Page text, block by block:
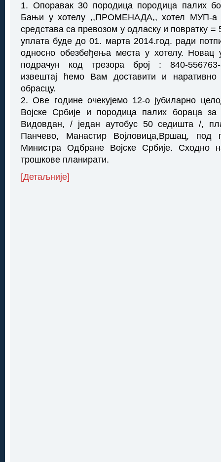
1. Опоравак 30 породица породица палих
Бањи у хотелу ,,ПРОМЕНАДА,, хотел МУП-а
средстава са превозом у одласку и повратку
уплата буде до 01. марта 2014.год. ради
односно обезбеђења места у хотелу. Новац
подрачун код трезора број : 840-556763-
извештај ћемо Вам доставити и
обрасцу.
2. Ове године очекујемо 12-о јубиларно
Војске Србије и породица палих бораца за
Видовдан, / један аутобус 50 седишта /,
Панчево, Манастир Војловица,Вршац, под
Министра Одбране Војске Србије. Сходно
трошкове планирати.
[Детаљније]